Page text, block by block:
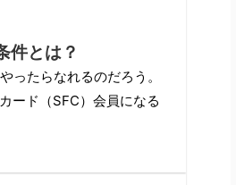
件とは？
ったらなれるのだろう。
ード（SFC）会員になる